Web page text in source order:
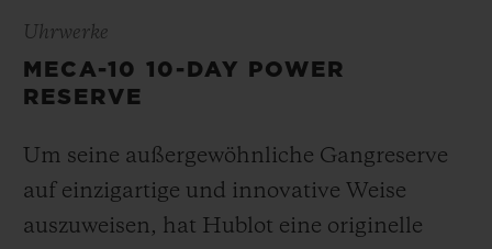
Uhrwerke
MECA-10 10-DAY POWER
RESERVE
Um seine außergewöhnliche Gangreserve
auf einzigartige und innovative Weise
auszuweisen, hat Hublot eine originelle